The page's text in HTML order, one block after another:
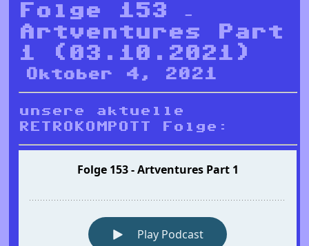
Folge 153 –
Artventures Part
1 (03.10.2021)
Oktober 4, 2021
unsere aktuelle
RETROKOMPOTT Folge: